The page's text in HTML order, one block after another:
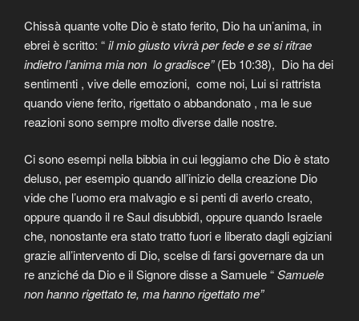
Chissà quante volte Dio è stato ferito, Dio ha un’anima, in
ebrei è scritto: “il mio giusto vivrà per fede e se si ritrae
indietro l’anima mia non lo gradisce”(Eb 10:38), Dio ha dei
sentimenti , vive delle emozioni, come noi, Lui si rattrista
quando viene ferito, rigettato o abbandonato , ma le sue
reazioni sono sempre molto diverse dalle nostre.
Ci sono esempi nella bibbia in cui leggiamo che Dio è stato
deluso, per esempio quando all’inizio della creazione Dio
vide che l’uomo era malvagio e si penti di averlo creato,
oppure quando il re Saul disubbidì, oppure quando Israele
che, nonostante era stato tratto fuori e liberato dagli egiziani
grazie all’intervento di Dio, scelse di farsi governare da un
re anziché da Dio e il Signore disse a Samuele “Samuele
non hanno rigettato te, ma hanno rigettato me”